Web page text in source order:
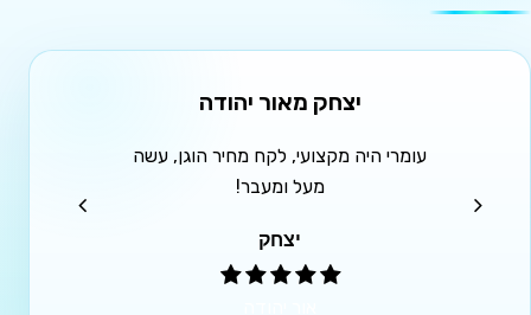
יצחק מאור יהודה
היה מקצועי, לקח מחיר הוגן, עשה
הגיע בשעה שקבענו, עשה